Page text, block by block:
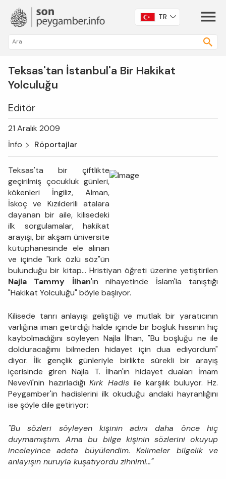
TR
Teksas'tan İstanbul'a Bir Hakikat
Yolculuğu
Editör
21 Aralık 2009
İnfo
Röportajlar
Teksas'ta bir çiftlikte
geçirilmiş çocukluk günleri,
kökenleri İngiliz, Alman,
İskoç ve Kızılderili atalara
dayanan bir aile, kilisedeki
ilk sorgulamalar, hakikat
arayışı, bir akşam üniversite
kütüphanesinde ele alınan
ve içinde "kırk özlü söz"ün
bulunduğu bir kitap... Hristiyan öğreti üzerine yetiştirilen
Najla Tammy İlhan'ın nihayetinde İslam'la tanıştığı
"Hakikat Yolculuğu" böyle başlıyor.
Kilisede tanrı anlayışı geliştiği ve mutlak bir yaratıcının
varlığına iman getirdiği halde içinde bir boşluk hissinin hiç
kaybolmadığını söyleyen Najla İlhan, "Bu boşluğu ne ile
dolduracağımı bilmeden hidayet için dua ediyordum"
diyor. İlk gençlik günleriyle birlikte sürekli bir arayış
içerisinde giren Najla T. İlhan'ın hidayet duaları İmam
Nevevî'nin hazırladığıKırk Hadis ile karşılık buluyor. Hz.
Peygamber'in hadislerini ilk okuduğu andaki hayranlığını
ise şöyle dile getiriyor:
"Bu sözleri söyleyen kişinin adını daha önce hiç
duymamıştım. Ama bu bilge kişinin sözlerini okuyup
inceleyince adeta büyülendim. Kelimeler bilgelik ve
anlayışın nuruyla kuşatıyordu zihnimi..."